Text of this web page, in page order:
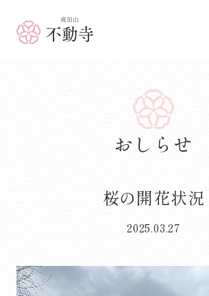
成田山 不動寺
おしらせ
桜の開花状況
2025.03.27